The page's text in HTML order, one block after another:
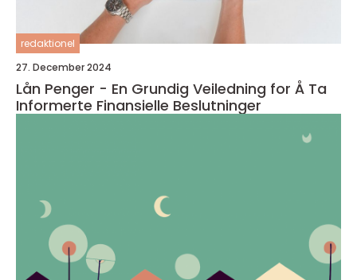
redaktionel
27. December 2024
Lån Penger - En Grundig Veiledning for Å Ta
Informerte Finansielle Beslutninger